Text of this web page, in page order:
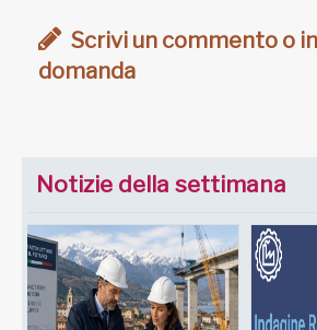
Scrivi un commento o
domanda
Notizie della settimana